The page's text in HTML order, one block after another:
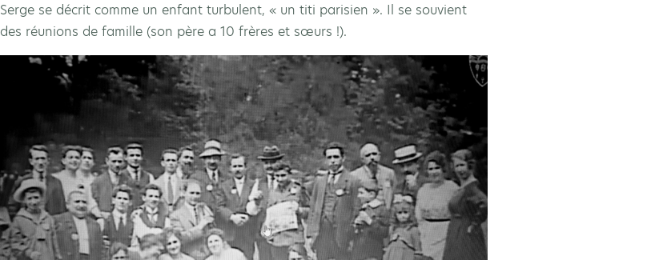
Serge se décrit comme un enfant turbulent, « un titi parisien ». Il se souvient
des réunions de famille (son père a 10 frères et sœurs !).